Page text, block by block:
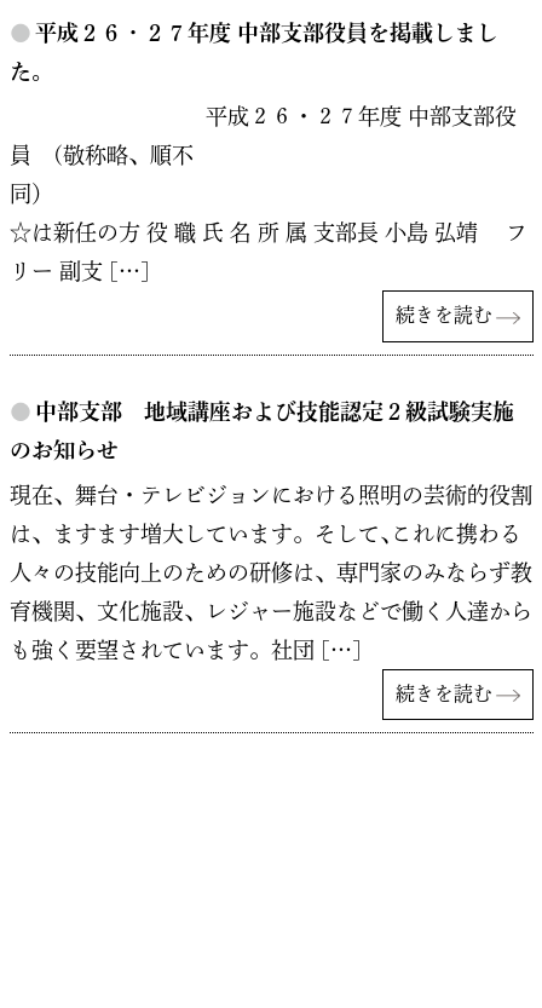
● 平成２６・２７年度 中部支部役員を掲載しまし
た。
平成２６・２７年度 中部支部役
員 (敬称略、順不
同
☆は新任の方 役 職 氏 名 所 属 支部長 小島 弘靖 フ
リー 副支 […]
続きを読む
● 中部支部 地域講座および技能認定２級試験実施
のお知らせ
現在、舞台・テレビジョンにおける照明の芸術的役割
は、ますます増大しています。そして､これに携わる
人々の技能向上のための研修は、専門家のみならず教
育機関、文化施設、レジャー施設などで働く人達から
も強く要望されています。社団 […]
続きを読む